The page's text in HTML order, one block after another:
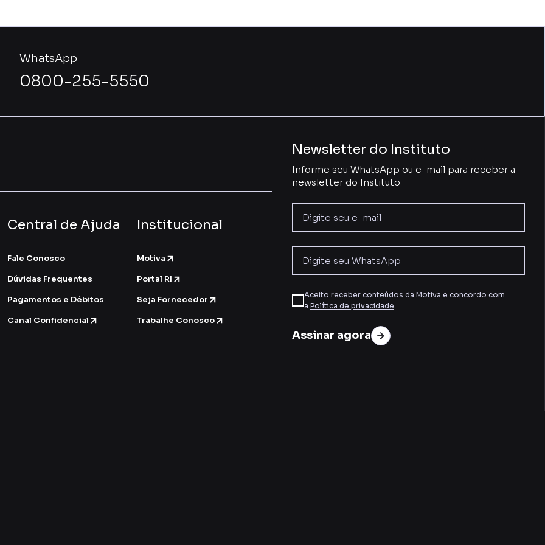
WhatsApp
0800-255-5550
Central de Ajuda
Fale Conosco
Dúvidas Frequentes
Pagamentos e Débitos
Canal Confidencial
Institucional
Motiva
Portal RI
Seja Fornecedor
Trabalhe Conosco
Newsletter do Instituto
Informe seu WhatsApp ou e-mail para receber a
newsletter do Instituto
Aceito receber conteúdos da Motiva e concordo com
a Política de privacidade
Assinar agora